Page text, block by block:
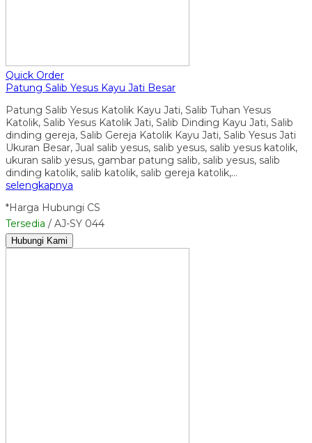
Quick Order
Patung Salib Yesus Kayu Jati Besar
Patung Salib Yesus Katolik Kayu Jati, Salib Tuhan Yesus
Katolik, Salib Yesus Katolik Jati, Salib Dinding Kayu Jati, Salib
dinding gereja, Salib Gereja Katolik Kayu Jati, Salib Yesus Jati
Ukuran Besar, Jual salib yesus, salib yesus, salib yesus katolik,
ukuran salib yesus, gambar patung salib, salib yesus, salib
dinding katolik, salib katolik, salib gereja katolik,…
selengkapnya
*Harga Hubungi CS
Tersedia / AJ-SY 044
Hubungi Kami